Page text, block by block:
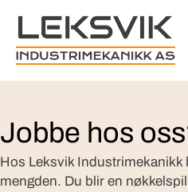
Jobbe hos
Hos Leksvik Industrimekanikk
mengden. Du blir en